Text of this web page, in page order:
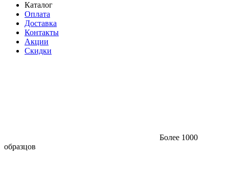
Каталог
Оплата
Доставка
Контакты
Акции
Скидки
Более 1000
образцов